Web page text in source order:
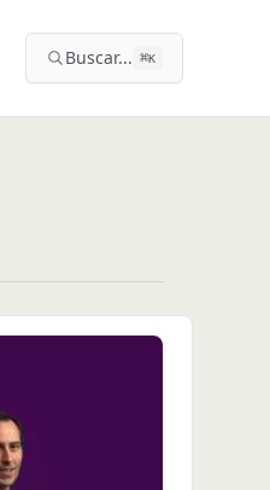
Buscar... ⌘K